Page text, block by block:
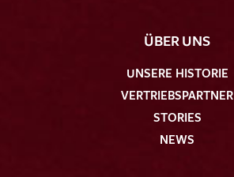
ÜBER UNS
UNSERE HISTORIE
VERTRIEBSPARTNER
STORIES
NEWS